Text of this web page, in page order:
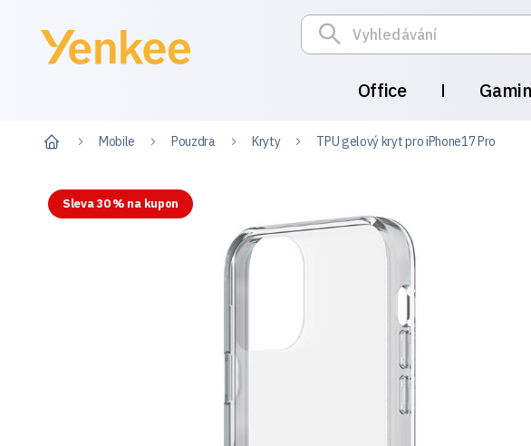
Office
Mobile Pouzdra Kryty TPU gelový kryt pro iPhone17 Pro
Sleva 30 % na kupon